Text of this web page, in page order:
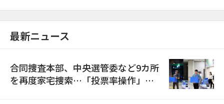
最新ニュース
合同捜査本部、中央選管委など9カ所
を再度家宅捜索…「投票率操作」の